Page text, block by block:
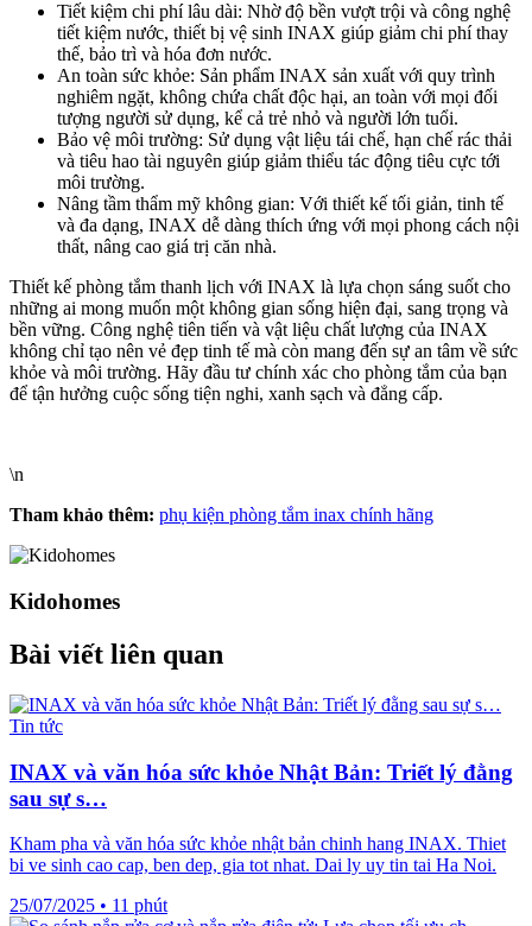
Tiết kiệm chi phí lâu dài: Nhờ độ bền vượt trội và công nghệ
tiết kiệm nước, thiết bị vệ sinh INAX giúp giảm chi phí thay
thế, bảo trì và hóa đơn nước.​
An toàn sức khỏe: Sản phẩm INAX sản xuất với quy trình
nghiêm ngặt, không chứa chất độc hại, an toàn với mọi đối
tượng người sử dụng, kể cả trẻ nhỏ và người lớn tuổi.​
Bảo vệ môi trường: Sử dụng vật liệu tái chế, hạn chế rác thải
và tiêu hao tài nguyên giúp giảm thiểu tác động tiêu cực tới
môi trường.​
Nâng tầm thẩm mỹ không gian: Với thiết kế tối giản, tinh tế
và đa dạng, INAX dễ dàng thích ứng với mọi phong cách nội
thất, nâng cao giá trị căn nhà.​
Thiết kế phòng tắm thanh lịch với INAX là lựa chọn sáng suốt cho
những ai mong muốn một không gian sống hiện đại, sang trọng và
bền vững. Công nghệ tiên tiến và vật liệu chất lượng của INAX
không chỉ tạo nên vẻ đẹp tinh tế mà còn mang đến sự an tâm về sức
khỏe và môi trường. Hãy đầu tư chính xác cho phòng tắm của bạn
để tận hưởng cuộc sống tiện nghi, xanh sạch và đẳng cấp.
\n
Tham khảo thêm: phụ kiện phòng tắm inax chính hãng
Kidohomes
Bài viết liên quan
Tin tức
INAX và văn hóa sức khỏe Nhật Bản: Triết lý đằng
sau sự s…
Kham pha và văn hóa sức khỏe nhật bản chinh hang INAX. Thiet
bi ve sinh cao cap, ben dep, gia tot nhat. Dai ly uy tin tai Ha Noi.
25/07/2025 • 11 phút